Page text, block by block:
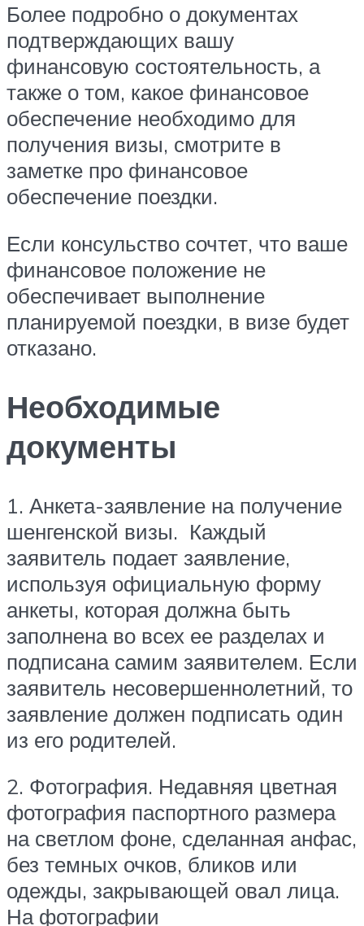
Более подробно о документах
подтверждающих вашу
финансовую состоятельность, а
также о том, какое финансовое
обеспечение необходимо для
получения визы, смотрите в
заметке про финансовое
обеспечение поездки.
Если консульство сочтет, что ваше
финансовое положение не
обеспечивает выполнение
планируемой поездки, в визе будет
отказано.
Необходимые
документы​
1. Анкета-заявление на получение
шенгенской визы​. Каждый
заявитель подает заявление,
используя официальную форму
анкеты, которая должна быть
заполнена во всех ее разделах и
подписана самим заявителем. Если
заявитель несовершеннолетний, то
заявление должен подписать один
из его родителей.
2. Фотография. Недавняя цветная
фотография паспортного размера
на светлом фоне, сделанная анфас,
без темных очков, бликов или
одежды, закрывающей овал лица.
На фотографии